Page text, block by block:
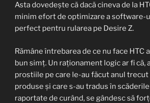
Asta dovedește că dacă cineva de la
minim efort de optimizare a software-
perfect pentru rularea pe Desire Z.
Rămâne întrebarea de ce nu face HTC
bun simț. Un raționament logic ar fi că,
prostiile pe care le-au făcut anul trecut
produse și care s-au tradus în
raportate de curând, se gândesc să